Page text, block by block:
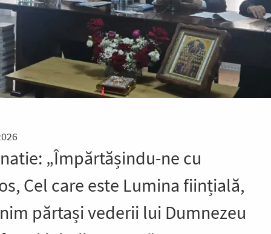
„Împărtășindu-ne cu
Cel care este Lumina ființială,
părtași vederii lui Dumnezeu